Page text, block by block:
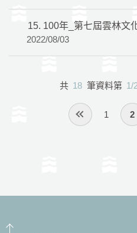
15. 100年_第七屆雲林文
2022/08/03
共 18 筆資料第 1/
1 2